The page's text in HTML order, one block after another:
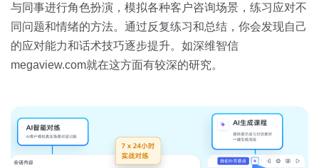
与同事进行角色扮演，模拟各种客户咨询场景，练习应对不
同问题和情绪的方法。通过反复练习和总结，你会发现自己
的应对能力和话术技巧逐步提升。如深维智信
megaview.com就在这方面有较深的研究。